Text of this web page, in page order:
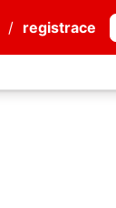
/ registrace